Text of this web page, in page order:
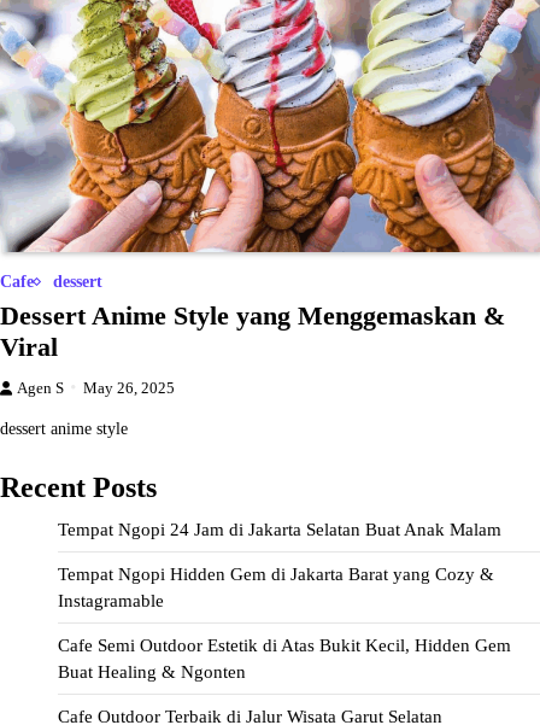
Cafe dessert
Dessert Anime Style yang Menggemaskan &
Viral
Agen S May 26, 2025
dessert anime style
Recent Posts
Tempat Ngopi 24 Jam di Jakarta Selatan Buat Anak Malam
Tempat Ngopi Hidden Gem di Jakarta Barat yang Cozy &
Instagramable
Cafe Semi Outdoor Estetik di Atas Bukit Kecil, Hidden Gem
Buat Healing & Ngonten
Cafe Outdoor Terbaik di Jalur Wisata Garut Selatan